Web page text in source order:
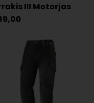
III Motorjas